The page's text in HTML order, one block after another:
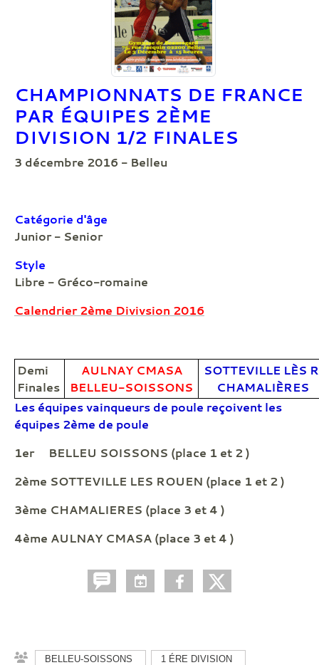
CHAMPIONNATS DE FRANCE
PAR ÉQUIPES 2ÈME
DIVISION 1/2 FINALES
3 décembre 2016 - Belleu
Catégorie d'âge
Junior - Senior
Style
Libre - Gréco-romaine
Calendrier 2ème Divivsion 2016
Demi
Finales
AULNAY CMASA
BELLEU-SOISSONS
SOTTEVILLE LÈS
CHAMALIÈRES
Les équipes vainqueurs de poule reçoivent les
équipes 2ème de poule
1er BELLEU SOISSONS (place 1 et 2 )
2ème SOTTEVILLE LES ROUEN (place 1 et 2 )
3ème CHAMALIERES (place 3 et 4 )
4ème AULNAY CMASA (place 3 et 4 )
BELLEU-SOISSONS 1 ÉRE DIVISION